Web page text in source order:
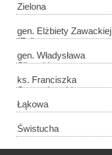
Zielona
gen. Elżbiety Zawackiej
"Zo"
gen. Władysława
Sikorskiego
ks. Franciszka
Szczygłowskiego
Łąkowa
Świstucha